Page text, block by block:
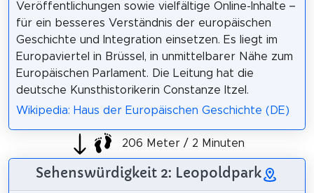
Veröffentlichungen sowie vielfältige Online-Inhalte –
für ein besseres Verständnis der europäischen
Geschichte und Integration einsetzen. Es liegt im
Europaviertel in Brüssel, in unmittelbarer Nähe zum
Europäischen Parlament. Die Leitung hat die
deutsche Kunsthistorikerin Constanze Itzel.
Wikipedia: Haus der Europäischen Geschichte (DE)
206 Meter / 2 Minuten
Sehenswürdigkeit 2: Leopoldpark